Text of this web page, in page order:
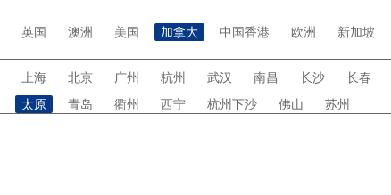
英国 澳洲 美国 加拿大 中国香港 欧洲 新加坡
上海 北京 广州 杭州 武汉 南昌 长沙 长春
太原
青岛 衢州 西宁 杭州下沙 佛山 苏州